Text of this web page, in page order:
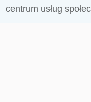
centrum usług